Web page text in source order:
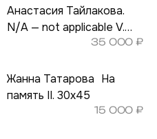
Анастасия Тайлакова.
N/A — not applicable V.
35 000₽
Жанна Татарова На
память II. 30х45
15 000₽